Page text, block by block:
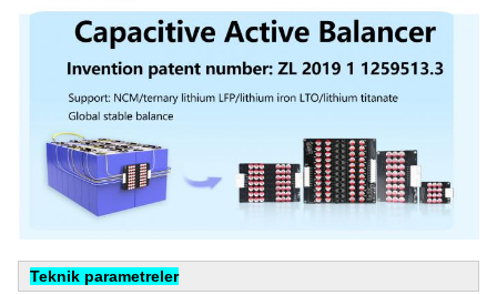
Teknik parametreler